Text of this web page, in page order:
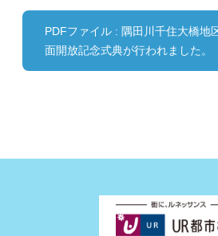
PDFファイル : 隅田川千住大橋地
面開放記念式典が行われました。